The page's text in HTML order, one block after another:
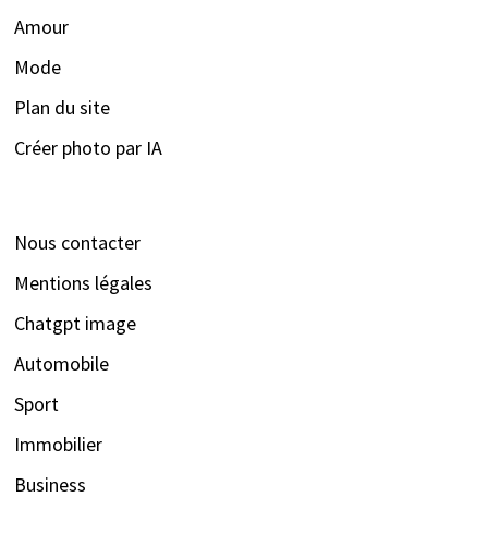
Amour
Mode
Plan du site
Créer photo par IA
Nous contacter
Mentions légales
Chatgpt image
Automobile
Sport
Immobilier
Business